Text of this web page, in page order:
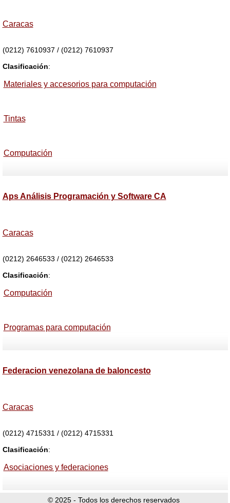
Caracas
(0212) 7610937 / (0212) 7610937
Clasificación:
Materiales y accesorios para computación
Tintas
Computación
Aps Análisis Programación y Software CA
Caracas
(0212) 2646533 / (0212) 2646533
Clasificación:
Computación
Programas para computación
Federacion venezolana de baloncesto
Caracas
(0212) 4715331 / (0212) 4715331
Clasificación:
Asociaciones y federaciones
© 2025 - Todos los derechos reservados